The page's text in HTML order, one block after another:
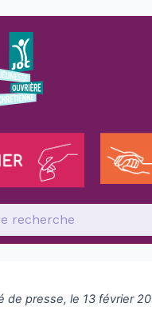
de presse, le 13 février